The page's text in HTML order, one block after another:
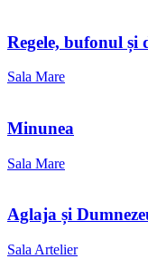
Regele, bufonul și
Sala Mare
Minunea
Sala Mare
Aglaja și
Sala Artelier